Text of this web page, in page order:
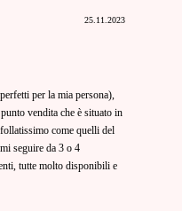
25.11.2023
per la mia persona),
vendita che è situato in
come quelli del
seguire da 3 o 4
tutte molto disponibili e